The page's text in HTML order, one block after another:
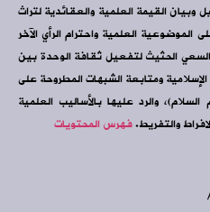
وبيان القيمة العلمية والعقائدية لتراث
الموضوعية العلمية واحترام الرأي الآخر
والسعي الحثيث لتفعيل ثقافة الوحدة بين
ومتابعة الشبهات المطروحة على
والرد عليها بالأساليب العلمية
والتفريط.فهرس المحتويات